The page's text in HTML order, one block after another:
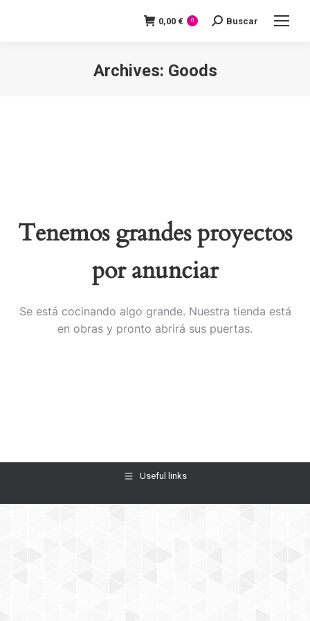
0,00 € 0 Search:
Buscar
Archives: Goods
Tenemos grandes proyectos
por anunciar
Se está cocinando algo grande. Nuestra tienda está
en obras y pronto abrirá sus puertas.
Useful links